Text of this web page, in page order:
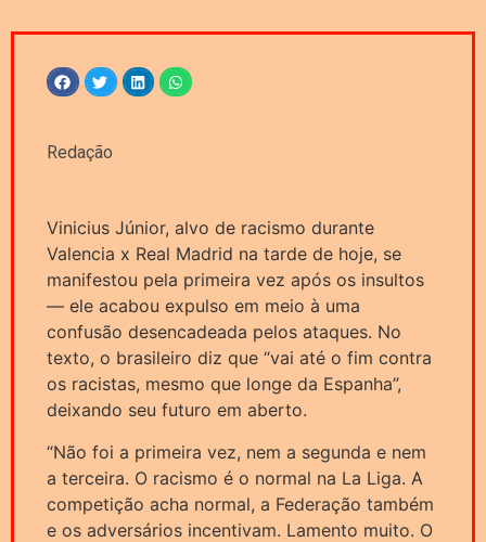
Redação
Vinicius Júnior, alvo de racismo durante
Valencia x Real Madrid na tarde de hoje, se
manifestou pela primeira vez após os insultos
— ele acabou expulso em meio à uma
confusão desencadeada pelos ataques. No
texto, o brasileiro diz que “vai até o fim contra
os racistas, mesmo que longe da Espanha”,
deixando seu futuro em aberto.
“Não foi a primeira vez, nem a segunda e nem
a terceira. O racismo é o normal na La Liga. A
competição acha normal, a Federação também
e os adversários incentivam. Lamento muito. O